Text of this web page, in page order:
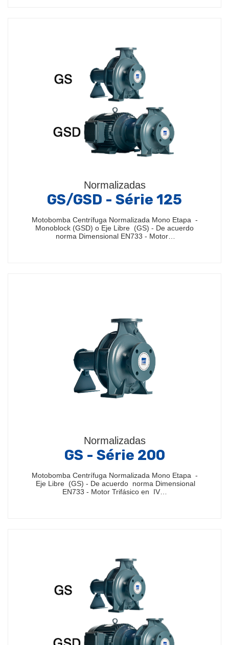
Normalizadas
GS/GSD - Série 125
Motobomba Centrífuga Normalizada Mono Etapa -
Monoblock (GSD) o Eje Libre (GS) - De acuerdo
norma Dimensional EN733 - Motor…
Normalizadas
GS - Série 200
Motobomba Centrífuga Normalizada Mono Etapa -
Eje Libre (GS) - De acuerdo norma Dimensional
EN733 - Motor Trifásico en IV…